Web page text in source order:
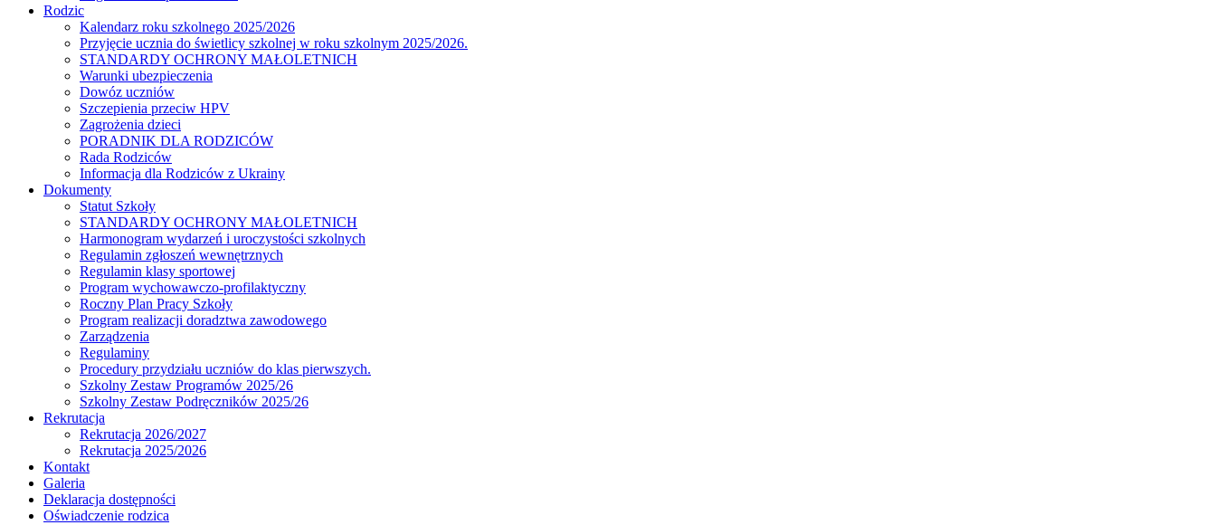
Rodzic
Kalendarz roku szkolnego 2025/2026
Przyjęcie ucznia do świetlicy szkolnej w roku szkolnym 2025/2026.
STANDARDY OCHRONY MAŁOLETNICH
Warunki ubezpieczenia
Dowóz uczniów
Szczepienia przeciw HPV
Zagrożenia dzieci
PORADNIK DLA RODZICÓW
Rada Rodziców
Іnformacja dla Rodziców z Ukrainy
Dokumenty
Statut Szkoły
STANDARDY OCHRONY MAŁOLETNICH
Harmonogram wydarzeń i uroczystości szkolnych
Regulamin zgłoszeń wewnętrznych
Regulamin klasy sportowej
Program wychowawczo-profilaktyczny
Roczny Plan Pracy Szkoły
Program realizacji doradztwa zawodowego
Zarządzenia
Regulaminy
Procedury przydziału uczniów do klas pierwszych.
Szkolny Zestaw Programów 2025/26
Szkolny Zestaw Podręczników 2025/26
Rekrutacja
Rekrutacja 2026/2027
Rekrutacja 2025/2026
Kontakt
Galeria
Deklaracja dostępności
Oświadczenie rodzica